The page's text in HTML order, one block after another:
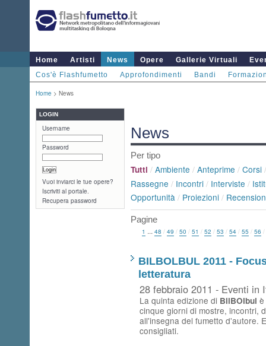
Home Artisti News Opere Gallerie Virtuali
Cos'è Flashfumetto
Approfondimenti Bandi
Home > News
LOGIN
Username
Password
Vuoi inviarci le tue opere?
Iscriviti al portale.
Recupera password
News
Per tipo
Tutti / Ambiente / Anteprime / Corsi
Rassegne / Incontri / Interviste /
Opportunità / Proiezioni /
Pagine
1 ... 48 / 49 / 50 / 51 / 52 / 53 / 54 / 55 / 56 /
BILBOLBUL 2011 -
letteratura
28 febbraio 2011 - Eventi in
La quinta edizione di BilBOlbul
cinque giorni di mostre, incontri,
all'insegna del fumetto d'autore.
consigliati.